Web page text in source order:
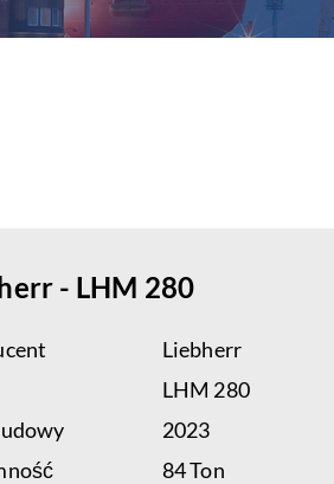
- LHM 280
Liebherr
LHM 280
2023
84 Ton